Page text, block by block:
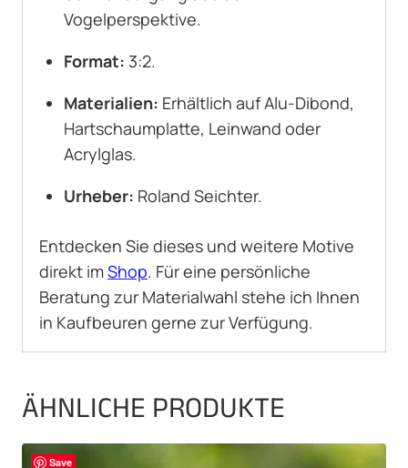
Vogelperspektive.
Format: 3:2.
Materialien: Erhältlich auf Alu-Dibond,
Hartschaumplatte, Leinwand oder
Acrylglas.
Urheber: Roland Seichter.
Entdecken Sie dieses und weitere Motive
direkt imShop. Für eine persönliche
Beratung zur Materialwahl stehe ich Ihnen
in Kaufbeuren gerne zur Verfügung.
ÄHNLICHE PRODUKTE
Save